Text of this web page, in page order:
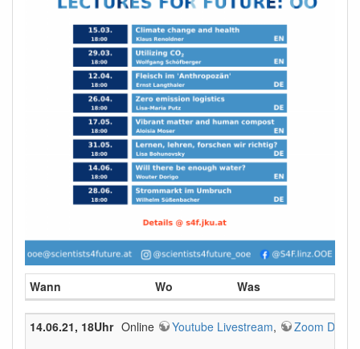
Wann Wo Was
14.06.21, 18Uhr Online Youtube Livestream, Zoom